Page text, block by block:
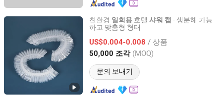
친환경 일회용 호텔 샤워 캡 - 생분해 가능
하고 맞춤형 형태
US$0.004-0.008 / 상품
50,000 조각 (MOQ)
문의 보내기
Yangzhou New Lotus Plastic & Daily Chemicals Co., Ltd.
Jiangsu, China 이후 2025